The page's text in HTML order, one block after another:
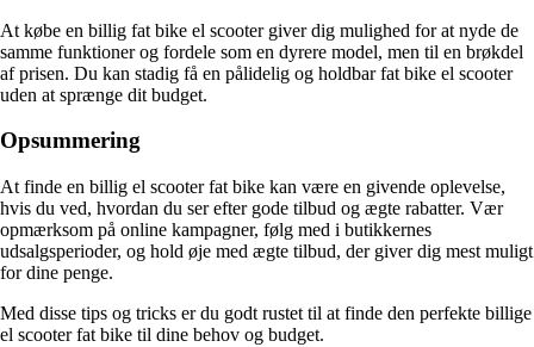
At købe en billig fat bike el scooter giver dig mulighed for at nyde de
samme funktioner og fordele som en dyrere model, men til en brøkdel
af prisen. Du kan stadig få en pålidelig og holdbar fat bike el scooter
uden at sprænge dit budget.
Opsummering
At finde en billig el scooter fat bike kan være en givende oplevelse,
hvis du ved, hvordan du ser efter gode tilbud og ægte rabatter. Vær
opmærksom på online kampagner, følg med i butikkernes
udsalgsperioder, og hold øje med ægte tilbud, der giver dig mest muligt
for dine penge.
Med disse tips og tricks er du godt rustet til at finde den perfekte billige
el scooter fat bike til dine behov og budget.